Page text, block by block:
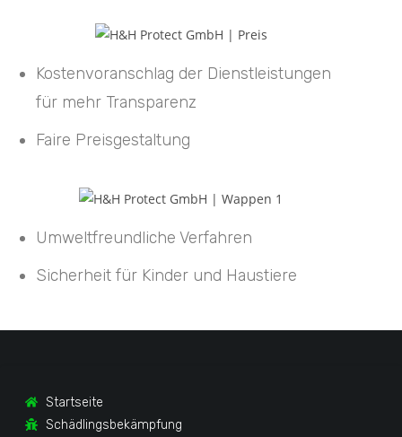
Kostenvoranschlag der Dienstleistungen
für mehr Transparenz
Faire Preisgestaltung
Umweltfreundliche Verfahren
Sicherheit für Kinder und Haustiere
Startseite
Schädlingsbekämpfung